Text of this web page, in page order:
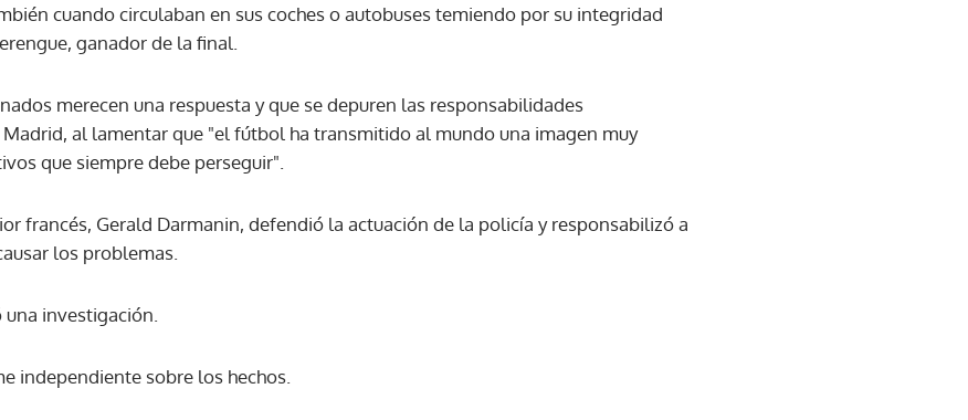
cuando circulaban en sus coches o autobuses temiendo por su integridad
ganador de la final.
merecen una respuesta y que se depuren las responsabilidades
al lamentar que "el fútbol ha transmitido al mundo una imagen muy
que siempre debe perseguir".
francés, Gerald Darmanin, defendió la actuación de la policía y responsabilizó a
los problemas.
investigación.
independiente sobre los hechos.